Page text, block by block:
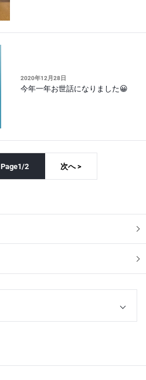
2020年12月28日
今年一年お世話になりました😀
Page1/2 次へ >